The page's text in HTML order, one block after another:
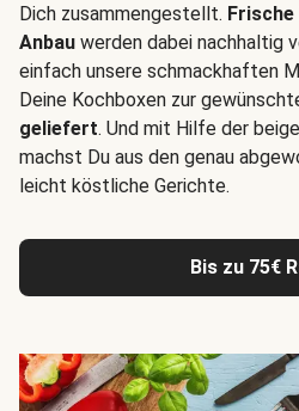
Dich zusammengestellt.
Anbau werden dabei nachhaltig
einfach unsere schmackhaften
Deine Kochboxen zur
geliefert. Und mit Hilfe der
machst Du aus den genau
leicht köstliche Gerichte.
Bis zu 75€